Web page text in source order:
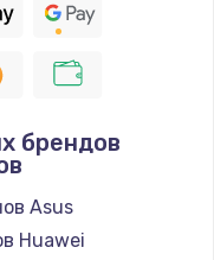
брендов
Asus
Huawei